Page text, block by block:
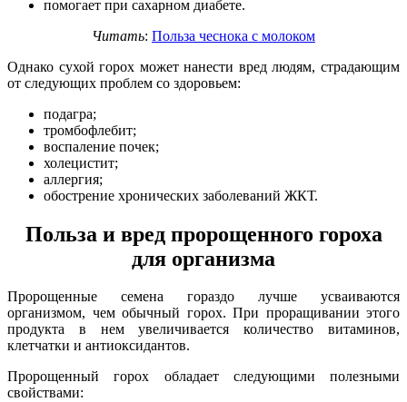
помогает при сахарном диабете.
Читать: Польза чеснока с молоком
Однако сухой горох может нанести вред людям, страдающим
от следующих проблем со здоровьем:
подагра;
тромбофлебит;
воспаление почек;
холецистит;
аллергия;
обострение хронических заболеваний ЖКТ.
Польза и вред пророщенного гороха
для организма
Пророщенные семена гораздо лучше усваиваются
организмом, чем обычный горох. При проращивании этого
продукта в нем увеличивается количество витаминов,
клетчатки и антиоксидантов.
Пророщенный горох обладает следующими полезными
свойствами: